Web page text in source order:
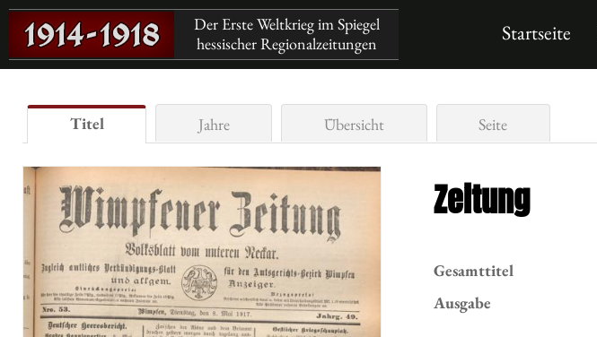
Der Erste Weltkrieg im Spiegel
hessischer Regionalzeitungen
Startseite
Titel Jahre Übersicht Seite
Zeitung
Gesamttitel
Ausgabe